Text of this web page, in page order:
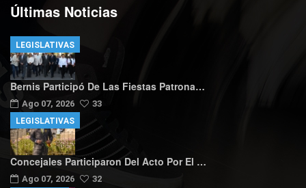
Últimas Noticias
Bernis Participó De Las Fiestas Patrona…
Ago 07, 2026 33
LEGISLATIVAS
Concejales Participaron Del Acto Por El …
Ago 07, 2026 32
LEGISLATIVAS